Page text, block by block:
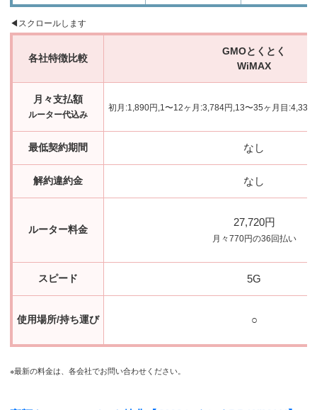
各社特徴比較
GMOとくとく
WiMAX
月々支払額
ルーター代込み
初月:1,890円,1〜12ヶ月:3,784円,13〜35ヶ月目:4,334
最低契約期間 なし
解約違約金 なし
ルーター料金
27,720円
月々770円の36回払い
スピード 5G
使用場所/持ち運び ○
※最新の料金は、各会社でお問い合わせください。